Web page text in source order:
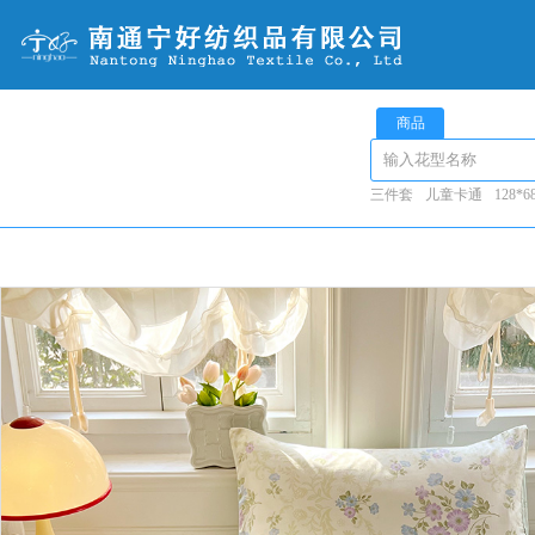
商品
三件套 儿童卡通